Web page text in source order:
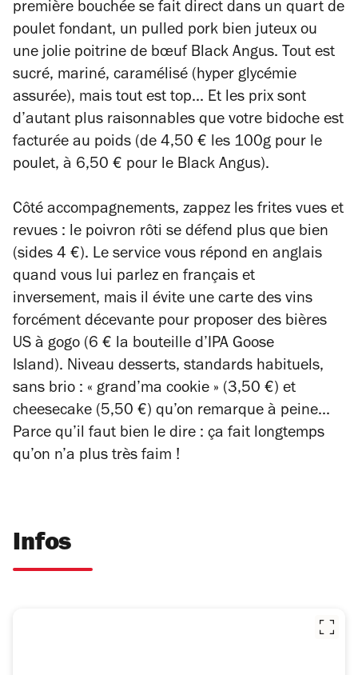
première bouchée se fait direct dans un quart de
poulet fondant, un pulled pork bien juteux ou
une jolie poitrine de bœuf Black Angus. Tout est
sucré, mariné, caramélisé (hyper glycémie
assurée), mais tout est top... Et les prix sont
d’autant plus raisonnables que votre bidoche est
facturée au poids (de 4,50 € les 100g pour le
poulet, à 6,50 € pour le Black Angus).
Côté accompagnements, zappez les frites vues et
revues : le poivron rôti se défend plus que bien
(sides 4 €). Le service vous répond en anglais
quand vous lui parlez en français et
inversement, mais il évite une carte des vins
forcément décevante pour proposer des bières
US à gogo (6 € la bouteille d’IPA Goose
Island). Niveau desserts, standards habituels,
sans brio : « grand’ma cookie » (3,50 €) et
cheesecake (5,50 €) qu’on remarque à peine...
Parce qu’il faut bien le dire : ça fait longtemps
qu’on n’a plus très faim !
Infos